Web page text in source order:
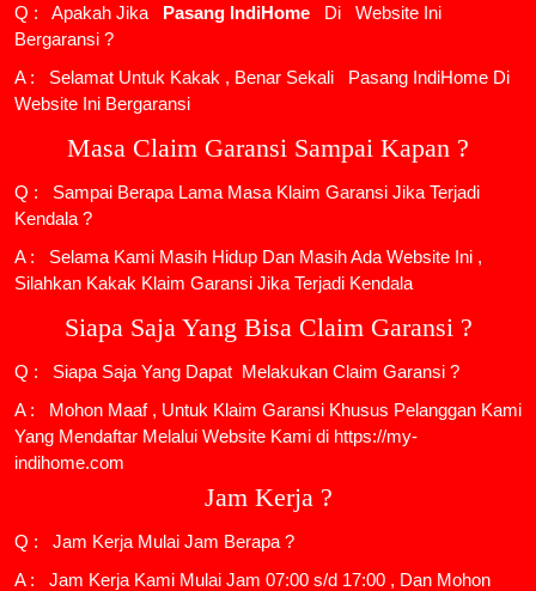
Q : Apakah Jika Pasang IndiHome Di
Website Ini
Bergaransi ?
A : Selamat Untuk Kakak , Benar Sekali
Pasang IndiHome Di
Website Ini Bergaransi
Masa Claim Garansi Sampai Kapan ?
Q : Sampai Berapa Lama Masa Klaim Garansi Jika Terjadi
Kendala ?
A : Selama Kami Masih Hidup Dan Masih Ada Website Ini ,
Silahkan Kakak Klaim Garansi Jika Terjadi Kendala
Siapa Saja Yang Bisa Claim Garansi ?
Q : Siapa Saja Yang Dapat Melakukan Claim Garansi ?
A : Mohon Maaf , Untuk Klaim Garansi Khusus Pelanggan Kami
Yang Mendaftar Melalui Website Kami di https://my-
indihome.com
Jam Kerja ?
Q : Jam Kerja Mulai Jam Berapa ?
A : Jam Kerja Kami Mulai Jam 07:00 s/d 17:00 , Dan Mohon